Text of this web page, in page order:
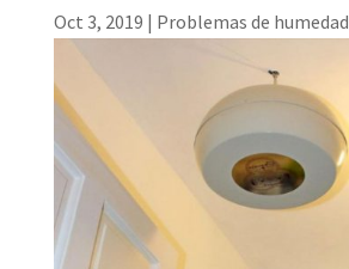
Oct 3, 2019 | Problemas de humedad